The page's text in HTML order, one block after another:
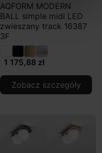
AQFORM MODERN
BALL simple midi LED
zwieszany track 16387
3F
1 175,88 zł
Zobacz szczegóły